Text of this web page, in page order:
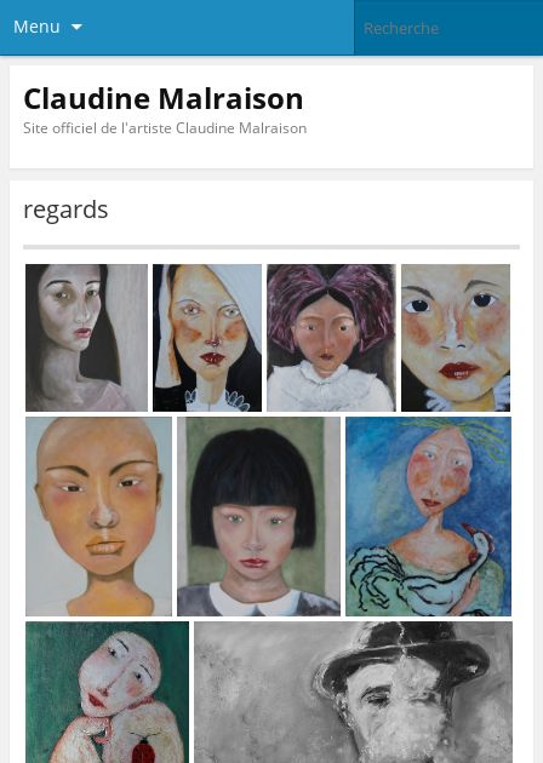
Menu
Claudine Malraison
Site officiel de l'artiste Claudine Malraison
regards